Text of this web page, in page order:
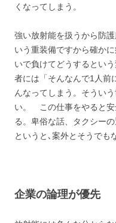
くなってしまう。
強い放射能を扱うから防
いう重装備ですから確か
いで負けてどうするとい
者には「そんなんで1人前
んなってしまう。そうい
い。 この仕事をやると安
る。卑俗な話、タクシー
というと､案外とそうでも
企業の論理が優先